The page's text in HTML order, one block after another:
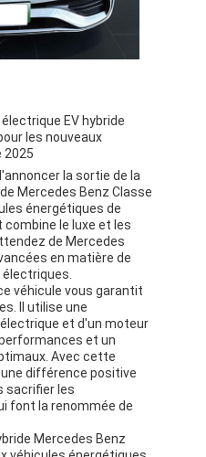
sport
Benz
EV hybride
les nouveaux
2025
la sortie de la
Mercedes Benz Classe
énergétiques de
combine le luxe et les
de Mercedes
en matière de
véhicule vous garantit
Il utilise une
et d'un moteur
et un
Avec cette
différence positive
sacrifier les
font la renommée de
Mercedes Benz